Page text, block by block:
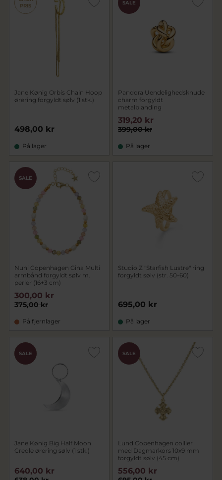
PRIS
Jane Kønig Orbis Chain Hoop
ørering forgyldt sølv (1 stk.)
498,00 kr
På lager
SALE
Pandora Uendelighedsknude
charm forgyldt
metalblanding
399,00 kr
319,20 kr
På lager
SALE
Nuni Copenhagen Gina Multi
armbånd forgyldt sølv m.
perler (16+3 cm)
375,00 kr
300,00 kr
På fjernlager
Studio Z "Starfish Lustre" ring
forgyldt sølv (str. 50-60)
695,00 kr
På lager
PRIS
SALE
Jane Kønig Big Half Moon
Creole ørering sølv (1 stk.)
640,00 kr
SALE
Lund Copenhagen collier
med Dagmarkors 10x9 mm
forgyldt sølv (45 cm)
556,00 kr